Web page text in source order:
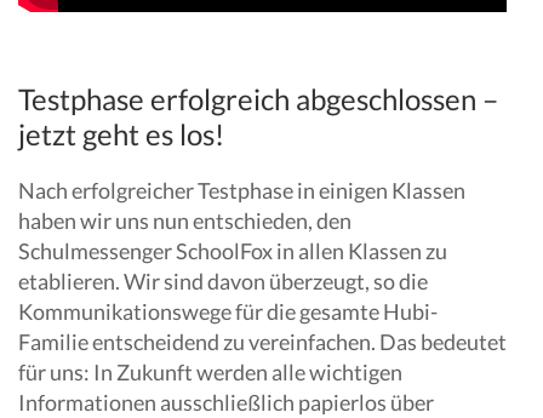
Testphase erfolgreich abgeschlossen –
jetzt geht es los!
Nach erfolgreicher Testphase in einigen Klassen
haben wir uns nun entschieden, den
Schulmessenger SchoolFox in allen Klassen zu
etablieren. Wir sind davon überzeugt, so die
Kommunikationswege für die gesamte Hubi-
Familie entscheidend zu vereinfachen. Das bedeutet
für uns: In Zukunft werden alle wichtigen
Informationen ausschließlich papierlos über